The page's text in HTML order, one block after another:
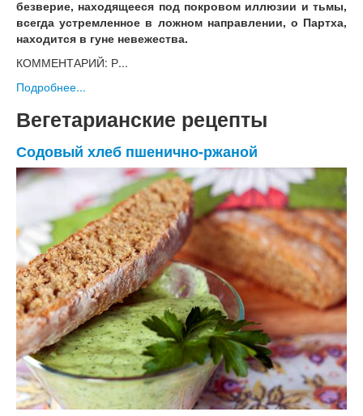
безверие, находящееся под покровом иллюзии и тьмы,
всегда устремленное в ложном направлении, о Партха,
находится в гуне невежества.
КОММЕНТАРИЙ: Р...
Подробнее...
Вегетарианские рецепты
Содовый хлеб пшенично-ржаной